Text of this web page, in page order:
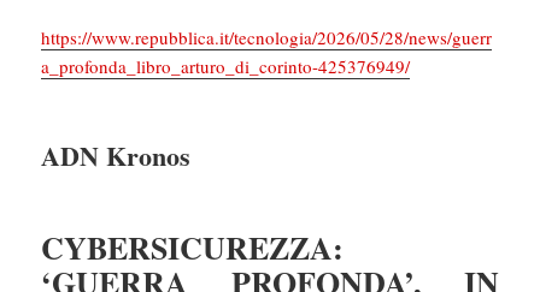
https://www.repubblica.it/tecnologia/2026/05/28/news/guerr
a_profonda_libro_arturo_di_corinto-425376949/
ADN Kronos
CYBERSICUREZZA:
‘GUERRA PROFONDA’, IN